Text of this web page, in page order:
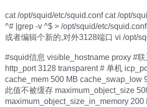
cat /opt/squid/etc/squid.conf cat /opt/
^# |grep -v ^$ > /opt/squid/etc/squid.conf
或者编辑个新的,对外3128端口 vi /opt/
#squid信息 visible_hostname proxy #
http_port 3128 transparent # 单机
cache_mem 500 MB cache_swap_low
此值不被缓存 maximum_object_size
maximum_object_size_in_memory